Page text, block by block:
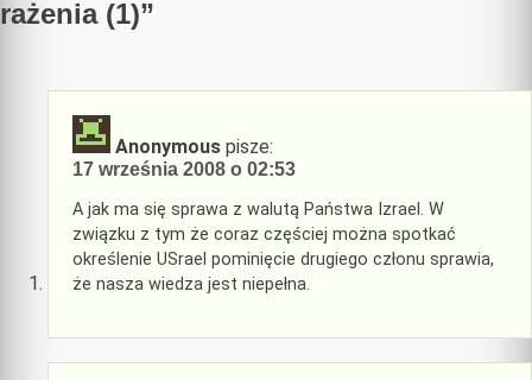
rażenia (1)”
Anonymous pisze:
17 września 2008 o 02:53
A jak ma się sprawa z walutą Państwa Izrael. W
związku z tym że coraz częściej można spotkać
określenie USrael pominięcie drugiego członu sprawia,
że nasza wiedza jest niepełna.